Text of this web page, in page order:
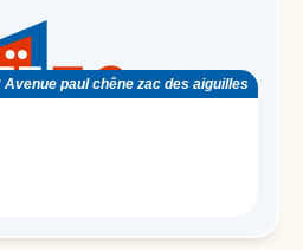
Avenue paul chêne zac des aiguilles